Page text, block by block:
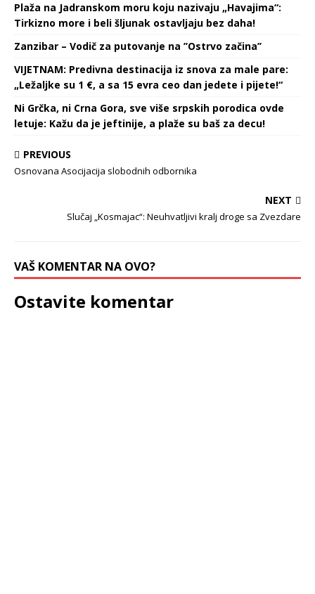
Plaža na Jadranskom moru koju nazivaju „Havajima“:
Tirkizno more i beli šljunak ostavljaju bez daha!
Zanzibar – Vodič za putovanje na ’’Ostrvo začina’’
VIJETNAM: Predivna destinacija iz snova za male pare:
„Ležaljke su 1 €, a sa 15 evra ceo dan jedete i pijete!“
Ni Grčka, ni Crna Gora, sve više srpskih porodica ovde
letuje: Kažu da je jeftinije, a plaže su baš za decu!
PREVIOUS
Osnovana Asocijacija slobodnih odbornika
NEXT
Slučaj „Kosmajac“: Neuhvatljivi kralj droge sa Zvezdare
VAŠ KOMENTAR NA OVO?
Ostavite komentar